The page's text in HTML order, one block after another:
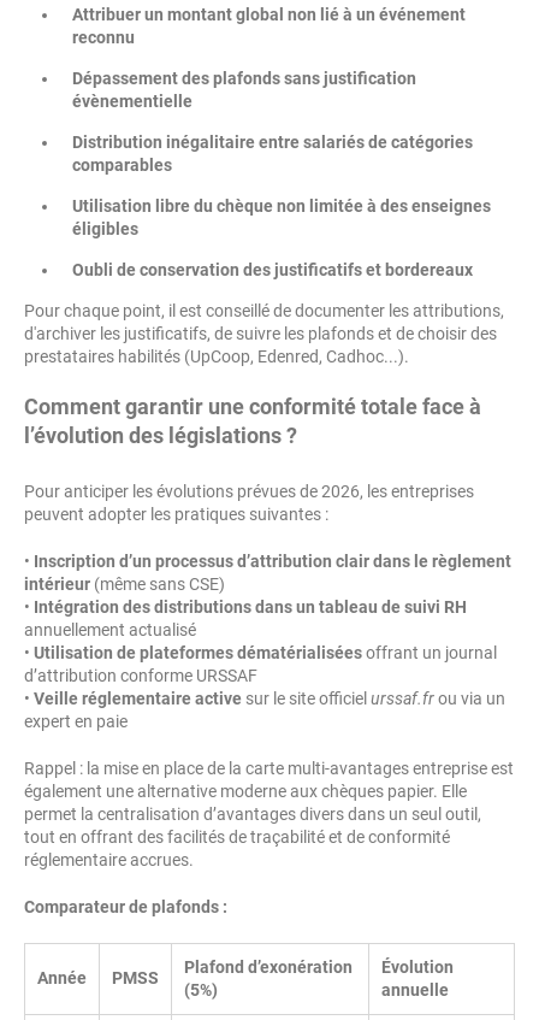
Attribuer un montant global non lié à un événement
reconnu
Dépassement des plafonds sans justification
évènementielle
Distribution inégalitaire entre salariés de catégories
comparables
Utilisation libre du chèque non limitée à des enseignes
éligibles
Oubli de conservation des justificatifs et bordereaux
Pour chaque point, il est conseillé de documenter les attributions,
d'archiver les justificatifs, de suivre les plafonds et de choisir des
prestataires habilités (UpCoop, Edenred, Cadhoc...).
Comment garantir une conformité totale face à
l’évolution des législations ?
Pour anticiper les évolutions prévues de 2026, les entreprises
peuvent adopter les pratiques suivantes :
• Inscription d’un processus d’attribution clair dans le règlement
intérieur (même sans CSE)
• Intégration des distributions dans un tableau de suivi RH
annuellement actualisé
• Utilisation de plateformes dématérialiséesoffrant un journal
d’attribution conforme URSSAF
• Veille réglementaire active sur le site officiel urssaf.frou via un
expert en paie
Rappel : la mise en place de la carte multi-avantages entreprise est
également une alternative moderne aux chèques papier. Elle
permet la centralisation d’avantages divers dans un seul outil,
tout en offrant des facilités de traçabilité et de conformité
réglementaire accrues.
Comparateur de plafonds :
Année PMSS
Plafond d’exonération
(5%)
Évolution
annuelle